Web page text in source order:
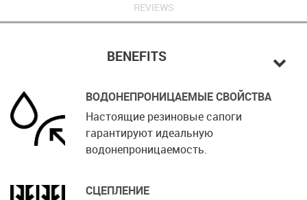
REVIEWS
BENEFITS
ВОДОНЕПРОНИЦАЕМЫЕ СВОЙСТВА
Настоящие резиновые сапоги
гарантируют идеальную
водонепроницаемость.
СЦЕПЛЕНИЕ